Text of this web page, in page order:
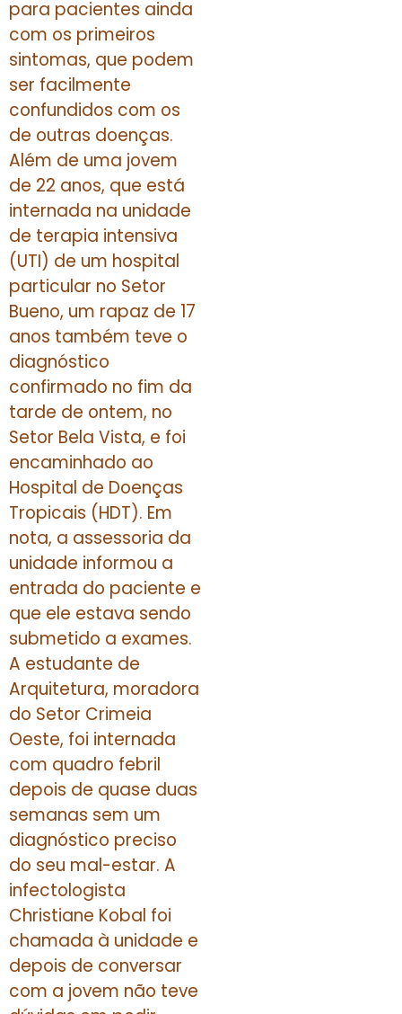
para pacientes ainda
com os primeiros
sintomas, que podem
ser facilmente
confundidos com os
de outras doenças.
Além de uma jovem
de 22 anos, que está
internada na unidade
de terapia intensiva
(UTI) de um hospital
particular no Setor
Bueno, um rapaz de 17
anos também teve o
diagnóstico
confirmado no fim da
tarde de ontem, no
Setor Bela Vista, e foi
encaminhado ao
Hospital de Doenças
Tropicais (HDT). Em
nota, a assessoria da
unidade informou a
entrada do paciente e
que ele estava sendo
submetido a exames.
A estudante de
Arquitetura, moradora
do Setor Crimeia
Oeste, foi internada
com quadro febril
depois de quase duas
semanas sem um
diagnóstico preciso
do seu mal-estar. A
infectologista
Christiane Kobal foi
chamada à unidade e
depois de conversar
com a jovem não teve